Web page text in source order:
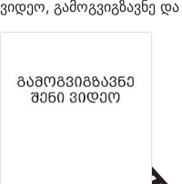
ვიდეო, გამოგვიგზავნე და